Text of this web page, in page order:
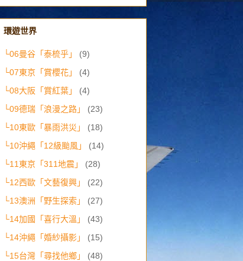
環遊世界
└06曼谷「泰梳乎」
(9)
└07東京「賞櫻花」
(4)
└08大阪「賞紅葉」
(4)
└09德瑞「浪漫之路」
(23)
└10東歐「暴雨洪災」
(18)
└10沖繩「12級颱風」
(14)
└11東京「311地震」
(28)
└12西歐「文藝復興」
(22)
└13澳洲「野生探索」
(27)
└14加國「喜行大溫」
(43)
└14沖繩「婚紗攝影」
(15)
└15台灣「尋找他鄉」
(48)